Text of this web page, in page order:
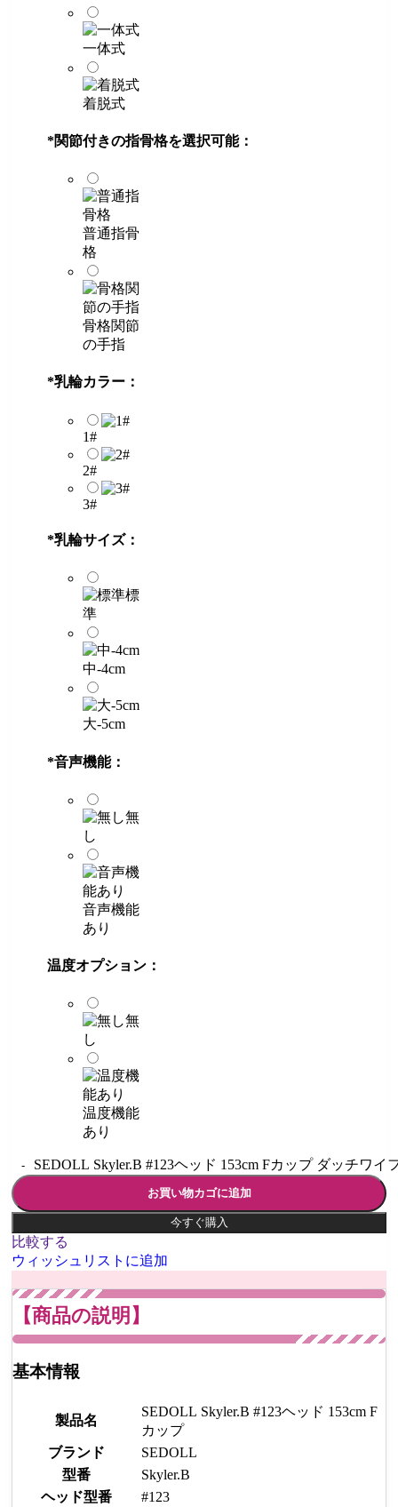
一体式
着脱式
*関節付きの指骨格を選択可能：
普通指骨
格
骨格関節
の手指
*乳輪カラー：
1#
2#
3#
*乳輪サイズ：
標
準
中-4cm
大-5cm
*音声機能：
無
し
音声機能
あり
温度オプション：
無
し
温度機能
あり
SEDOLL Skyler.B #123ヘッド 153cm Fカップ ダッチワイ
お買い物カゴに追加
今すぐ購入
比較する
ウィッシュリストに追加
【商品の説明】
基本情報
製品名
SEDOLL Skyler.B #123ヘッド 153cm F
カップ
ブランド
SEDOLL
型番
Skyler.B
ヘッド型番
#123